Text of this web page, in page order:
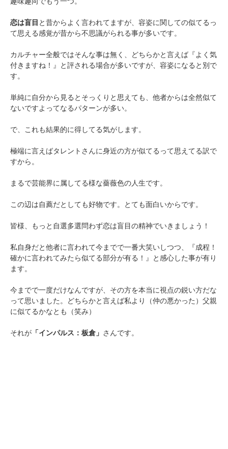
恋は盲目 と昔からよく言われてますが、容姿に関しての似てるっ
て思える感覚が昔から不思議がられる事が多いです。
カルチャー全般ではそんな事は無く、どちらかと言えば『よく気
付きますね！』と評される場合が多いですが、容姿になると別で
す。
単純に自分から見るとそっくりと思えても、他者からは全然似て
ないですよってなるパターンが多い。
で、これも結果的に得してる気がします。
極端に言えばタレントさんに身近の方が似てるって思えてる訳で
すから。
まるで芸能界に属してる様な薔薇色の人生です。
この辺は自薦だとしても好物です。とても面白いからです。
皆様、もっと自選多選問わず恋は盲目の精神でいきましょう！
私自身だと他者に言われて今までで一番大笑いしつつ、『成程！
確かに言われてみたら似てる部分が有る！』と感心した事が有り
ます。
今までで一度だけなんですが、その方を本当に視点の鋭い方だな
って思いました。どちらかと言えば私より（仲の悪かった）父親
に似てるかなとも（笑み）
それが 「インパルス：板倉」 さんです。